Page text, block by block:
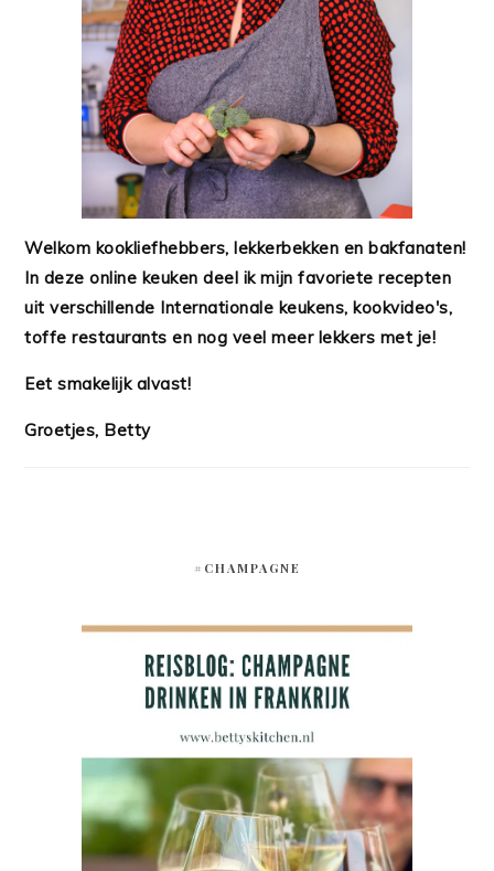
Welkom kookliefhebbers, lekkerbekken en bakfanaten!
In deze online keuken deel ik mijn favoriete recepten
uit verschillende Internationale keukens, kookvideo's,
toffe restaurants en nog veel meer lekkers met je!
Eet smakelijk alvast!
Groetjes, Betty
#CHAMPAGNE